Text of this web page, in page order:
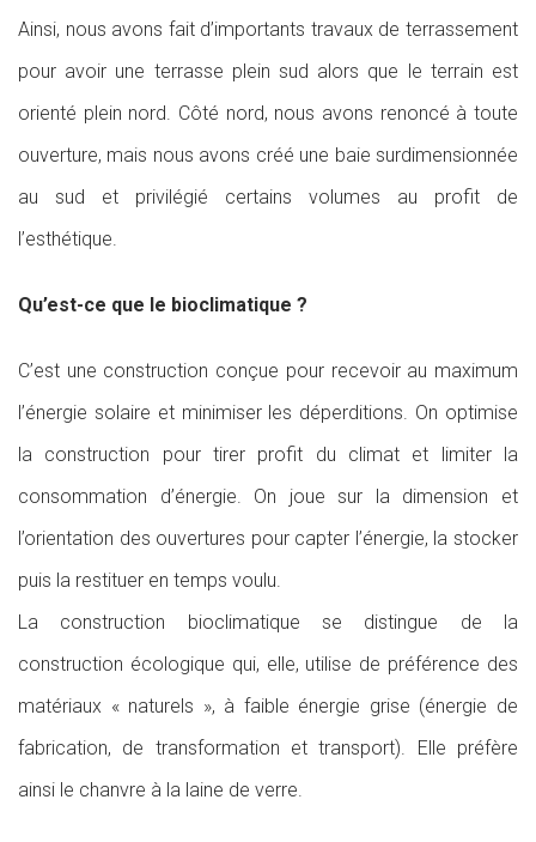
Ainsi, nous avons fait d’importants travaux de terrassement
pour avoir une terrasse plein sud alors que le terrain est
orienté plein nord. Côté nord, nous avons renoncé à toute
ouverture, mais nous avons créé une baie surdimensionnée
au sud et privilégié certains volumes au profit de
l’esthétique.
Qu’est-ce que le bioclimatique ?
C’est une construction conçue pour recevoir au maximum
l’énergie solaire et minimiser les déperditions. On optimise
la construction pour tirer profit du climat et limiter la
consommation d’énergie. On joue sur la dimension et
l’orientation des ouvertures pour capter l’énergie, la stocker
puis la restituer en temps voulu.
La construction bioclimatique se distingue de la
construction écologique qui, elle, utilise de préférence des
matériaux « naturels », à faible énergie grise (énergie de
fabrication, de transformation et transport). Elle préfère
ainsi le chanvre à la laine de verre.